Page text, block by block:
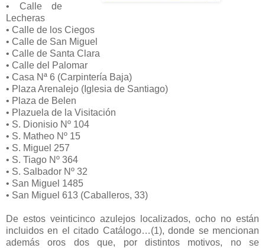
• Calle de
Lecheras
• Calle de los Ciegos
• Calle de San Miguel
• Calle de Santa Clara
• Calle del Palomar
• Casa Nª 6 (Carpintería Baja)
• Plaza Arenalejo (Iglesia de Santiago)
• Plaza de Belen
• Plazuela de la Visitación
• S. Dionisio Nº 104
• S. Matheo Nº 15
• S. Miguel 257
• S. Tiago Nº 364
• S. Salbador Nº 32
• San Miguel 1485
• San Miguel 613 (Caballeros, 33)
De estos veinticinco azulejos localizados, ocho no están
incluidos en el citado Catálogo…(1), donde se mencionan
además oros dos que, por distintos motivos, no se